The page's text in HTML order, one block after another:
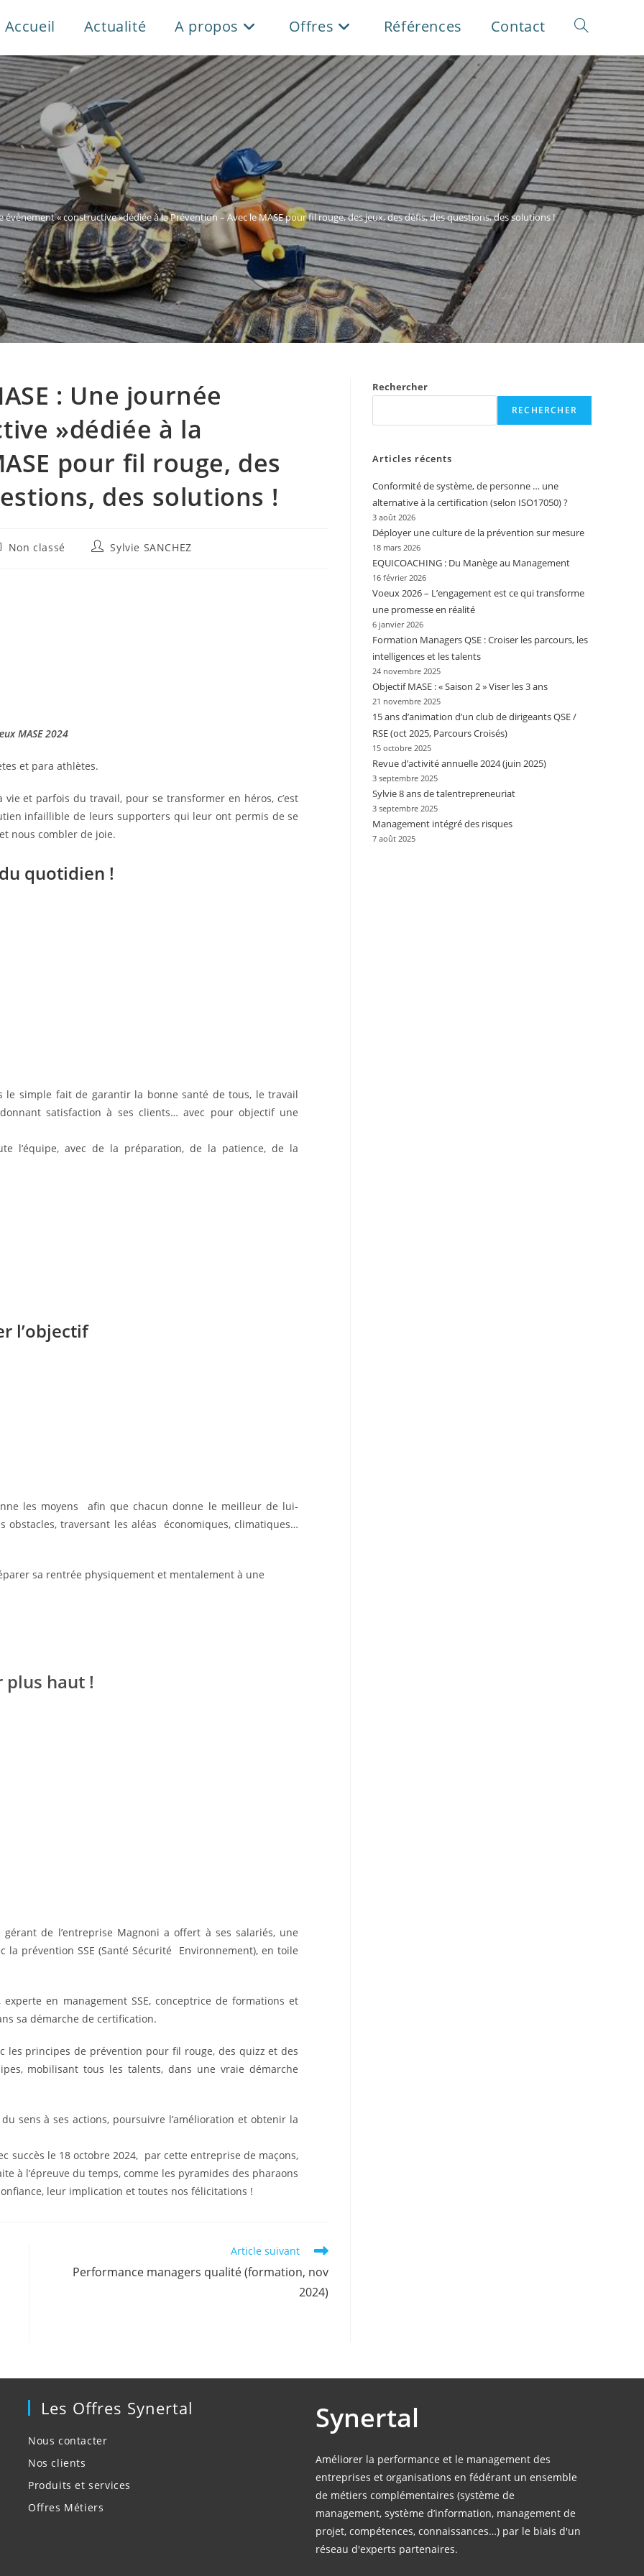
Accueil Actualité A propos Offres Références Contact Toggle
website
search
évènement « constructive »dédiée à la Prévention – Avec le MASE pour fil rouge, des jeux, des défis, des questions, des solutions !
: Une journée
»dédiée à la
pour fil rouge, des
des solutions !
Non classé
Auteur/autrice
Sylvie SANCHEZ
MASE 2024
et para athlètes.
et parfois du travail, pour se transformer en héros, c’est
infaillible de leurs supporters qui leur ont permis de se
nous combler de joie.
quotidien !
le simple fait de garantir la bonne santé de tous, le travail
satisfaction à ses clients… avec pour objectif une
l’équipe, avec de la préparation, de la patience, de la
l’objectif
les moyens afin que chacun donne le meilleur de lui-
obstacles, traversant les aléas économiques, climatiques…
sa rentrée physiquement et mentalement à une
plus haut !
de l’entreprise Magnoni a offert à ses salariés, une
la prévention SSE (Santé Sécurité Environnement), en toile
en management SSE, conceptrice de formations et
sa démarche de certification.
les principes de prévention pour fil rouge, des quizz et des
mobilisant tous les talents, dans une vraie démarche
sens à ses actions, poursuivre l’amélioration et obtenir la
succès le 18 octobre 2024, par cette entreprise de maçons,
à l’épreuve du temps, comme les pyramides des pharaons
leur implication et toutes nos félicitations !
Article suivant
Performance managers qualité (formation, nov
2024)
Rechercher
RECHERCHER
Articles récents
Conformité de système, de personne … une
alternative à la certification (selon ISO17050) ?
3 août 2026
Déployer une culture de la prévention sur mesure
18 mars 2026
EQUICOACHING : Du Manège au Management
16 février 2026
Voeux 2026 – L’engagement est ce qui transforme
une promesse en réalité
6 janvier 2026
Formation Managers QSE : Croiser les parcours, les
intelligences et les talents
24 novembre 2025
Objectif MASE : « Saison 2 » Viser les 3 ans
21 novembre 2025
15 ans d’animation d’un club de dirigeants QSE /
RSE (oct 2025, Parcours Croisés)
15 octobre 2025
Revue d’activité annuelle 2024 (juin 2025)
3 septembre 2025
Sylvie 8 ans de talentrepreneuriat
3 septembre 2025
Management intégré des risques
7 août 2025
Les Offres Synertal
Nous contacter
Nos clients
Produits et services
Offres Métiers
Synertal
Améliorer la performance et le management des
entreprises et organisations en fédérant un ensemble
de métiers complémentaires (système de
management, système d’information, management de
projet, compétences, connaissances…) par le biais d'un
réseau d'experts partenaires.